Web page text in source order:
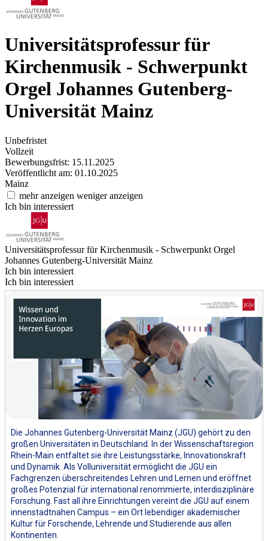
Universitätsprofessur für
Kirchenmusik - Schwerpunkt
Orgel Johannes Gutenberg-
Universität Mainz
Unbefristet
Vollzeit
Bewerbungsfrist: 15.11.2025
Veröffentlicht am: 01.10.2025
Mainz
mehr anzeigen weniger anzeigen
Ich bin interessiert
Universitätsprofessur für Kirchenmusik - Schwerpunkt Orgel
Johannes Gutenberg-Universität Mainz
Ich bin interessiert
Ich bin interessiert
Die Johannes Gutenberg-Universität Mainz (JGU) gehört zu den
großen Universitäten in Deutschland. In der Wissenschaftsregion
Rhein-Main entfaltet sie ihre Leistungsstärke, Innovationskraft
und Dynamik. Als Volluniversität ermöglicht die JGU ein
Fachgrenzen überschreitendes Lehren und Lernen und eröffnet
großes Potenzial für international renommierte, interdisziplinäre
Forschung. Fast all ihre Einrichtungen vereint die JGU auf einem
innenstadtnahen Campus – ein Ort lebendiger akademischer
Kultur für Forschende, Lehrende und Studierende aus allen
Kontinenten.